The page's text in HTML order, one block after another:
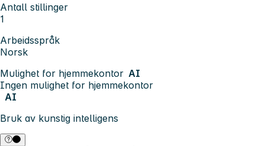
Antall stillinger
1
Arbeidsspråk
Norsk
Mulighet for hjemmekontor AI
Ingen mulighet for hjemmekontor
AI
Bruk av kunstig intelligens